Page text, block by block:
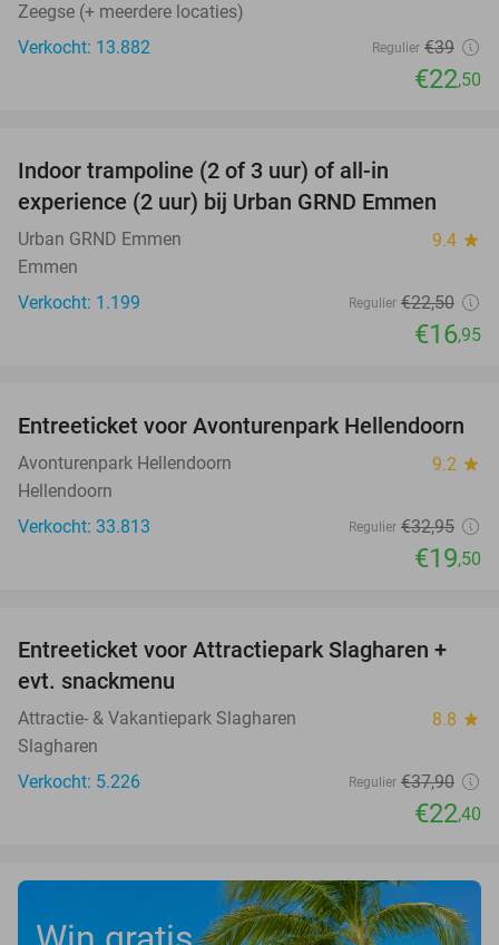
Zeegse (+ meerdere locaties)
Verkocht: 13.882
Regulier €39
€22,50
Indoor trampoline (2 of 3 uur) of all-in
experience (2 uur) bij Urban GRND Emmen
Urban GRND Emmen 9.4 star
Emmen
Verkocht: 1.199
Regulier €22,50
€16,95
41%
Entreeticket voor Avonturenpark Hellendoorn
Avonturenpark Hellendoorn 9.2 star
Hellendoorn
Verkocht: 33.813
Regulier €32,95
€19,50
41%
Entreeticket voor Attractiepark Slagharen +
evt. snackmenu
Attractie- & Vakantiepark Slagharen 8.8 star
Slagharen
Verkocht: 5.226
Regulier €37,90
€22,40